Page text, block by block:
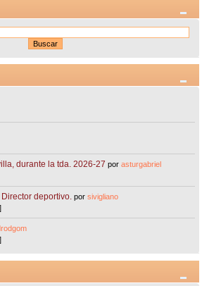
durante la tda. 2026-27 porasturgabriel
Director deportivo. porsivigliano